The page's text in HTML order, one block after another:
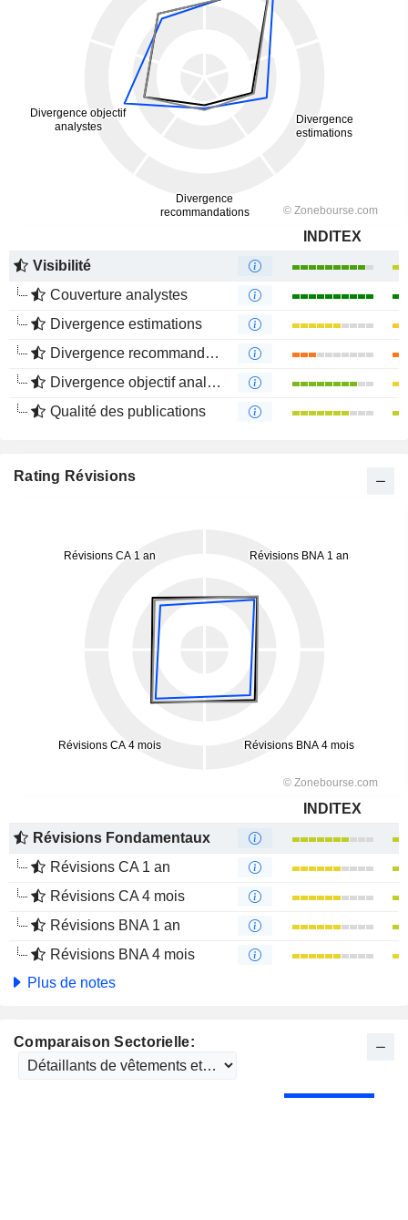
INDITEX
Visibilité
Couverture analystes
Divergence estimations
Divergence recommandations analystes
Divergence objectif analystes
Qualité des publications
Rating Révisions
INDITEX
Révisions Fondamentaux
Révisions CA 1 an
Révisions CA 4 mois
Révisions BNA 1 an
Révisions BNA 4 mois
Plus de notes
Comparaison Sectorielle: